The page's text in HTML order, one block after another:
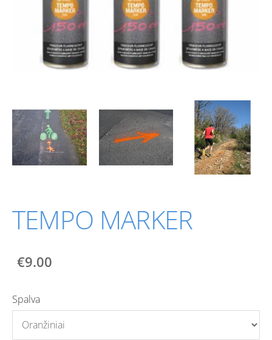
TEMPO MARKER
€9.00
Spalva